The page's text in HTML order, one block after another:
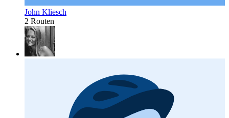
John Kliesch
2 Routen